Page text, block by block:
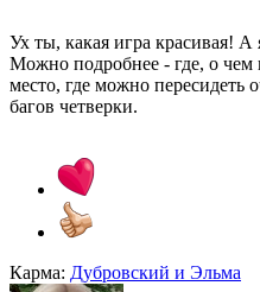
Ух ты, какая игра красивая!
Можно подробнее - где, о
место, где можно пересидеть
багов четверки.
Карма: Дубровский и Эльма